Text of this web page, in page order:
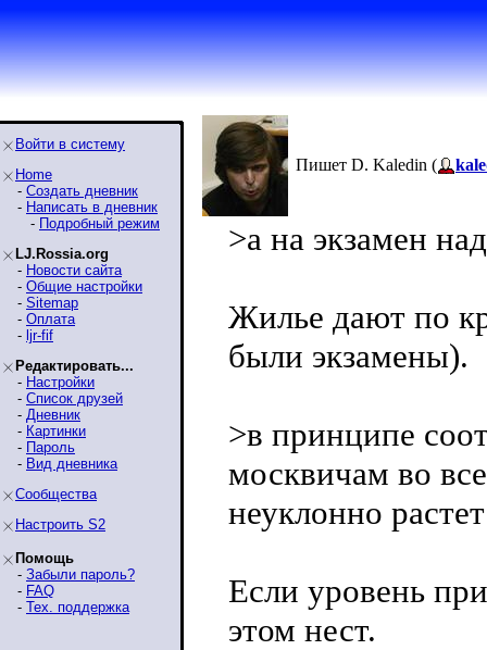
Войти в систему
Home
- Создать дневник
- Написать в дневник
- Подробный режим
LJ.Rossia.org
- Новости сайта
- Общие настройки
- Sitemap
- Оплата
- ljr-fif
Редактировать...
- Настройки
- Список друзей
- Дневник
- Картинки
- Пароль
- Вид дневника
Сообщества
Настроить S2
Помощь
- Забыли пароль?
- FAQ
- Тех. поддержка
Пишет D. Kaledin (
>а на экзамен
Жилье дают по
были экзамены).
>в принципе
москвичам во
неуклонно растет
Если уровень
этом нест.